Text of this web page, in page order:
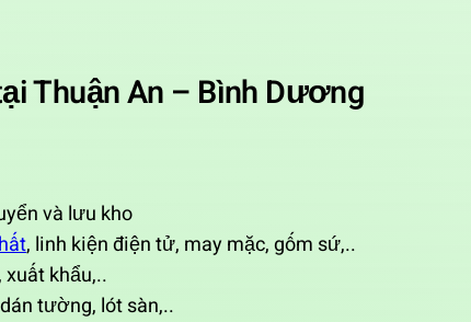
Thuận An – Bình Dương
và lưu kho
, linh kiện điện tử, may mặc, gốm sứ,..
khẩu,..
tường, lót sàn,..